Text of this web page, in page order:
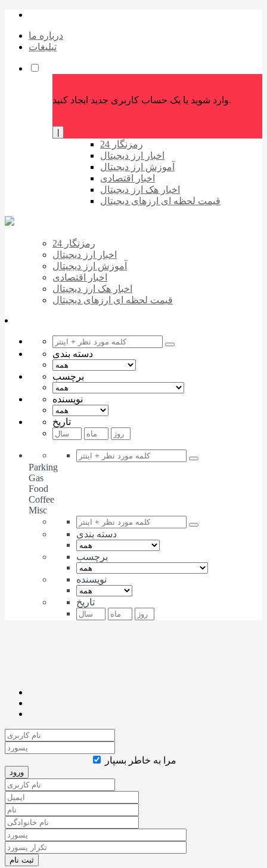
درباره ما
تبلیغات
وارد شوید یا یک حساب کاربری جدید ایجاد کنید.
رمزنگار 24
اخبار ارز دیجیتال
آموزش ارز دیجیتال
اخبار اقتصادی
اخبار هک ارز دیجیتال
قیمت لحظه ای ارزهای دیجیتال
رمزنگار 24
اخبار ارز دیجیتال
آموزش ارز دیجیتال
اخبار اقتصادی
اخبار هک ارز دیجیتال
قیمت لحظه ای ارزهای دیجیتال
دسته بندی
برچسب
نویسنده
تاریخ
Parking
Gas
Food
Coffee
Misc
دسته بندی
برچسب
نویسنده
تاریخ
مرا به خاطر بسپار